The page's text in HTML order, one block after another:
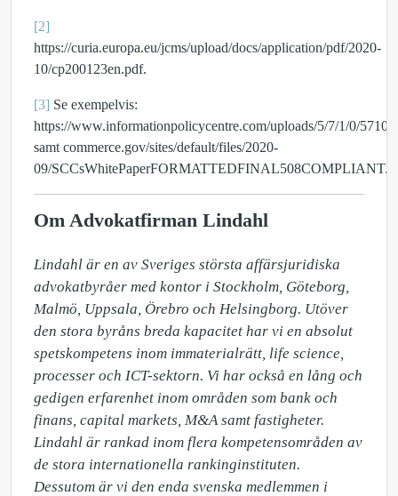
[2]
https://curia.europa.eu/jcms/upload/docs/application/pdf/2020-
10/cp200123en.pdf.
[3] Se exempelvis:
https://www.informationpolicycentre.com/uploads/5/7/1/0/
samt commerce.gov/sites/default/files/2020-
09/
Om Advokatfirman Lindahl
Lindahl är en av Sveriges största affärsjuridiska
advokatbyråer med kontor i Stockholm, Göteborg,
Malmö, Uppsala, Örebro och Helsingborg. Utöver
den stora byråns breda kapacitet har vi en absolut
spetskompetens inom immaterialrätt, life science,
processer och ICT-sektorn. Vi har också en lång och
gedigen erfarenhet inom områden som bank och
finans, capital markets, M&A samt fastigheter.
Lindahl är rankad inom flera kompetensområden av
de stora internationella rankinginstituten.
Dessutom är vi den enda svenska medlemmen i